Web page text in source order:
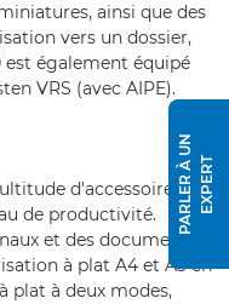
ainsi que des
vers un dossier,
est également équipé
VRS (avec AIPE).
d'accessoires en
de productivité.
et des documents
à plat A4 et A3 en
plat à deux modes,
P
A
R
L
E
R
À
U
N
E
X
P
E
RT